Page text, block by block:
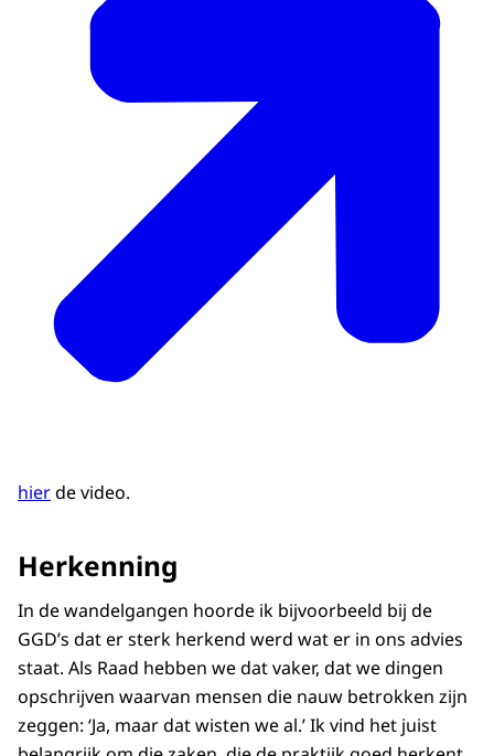
hierde video.
Herkenning
In de wandelgangen hoorde ik bijvoorbeeld bij de
GGD’s dat er sterk herkend werd wat er in ons advies
staat. Als Raad hebben we dat vaker, dat we dingen
opschrijven waarvan mensen die nauw betrokken zijn
zeggen: ‘Ja, maar dat wisten we al.’ Ik vind het juist